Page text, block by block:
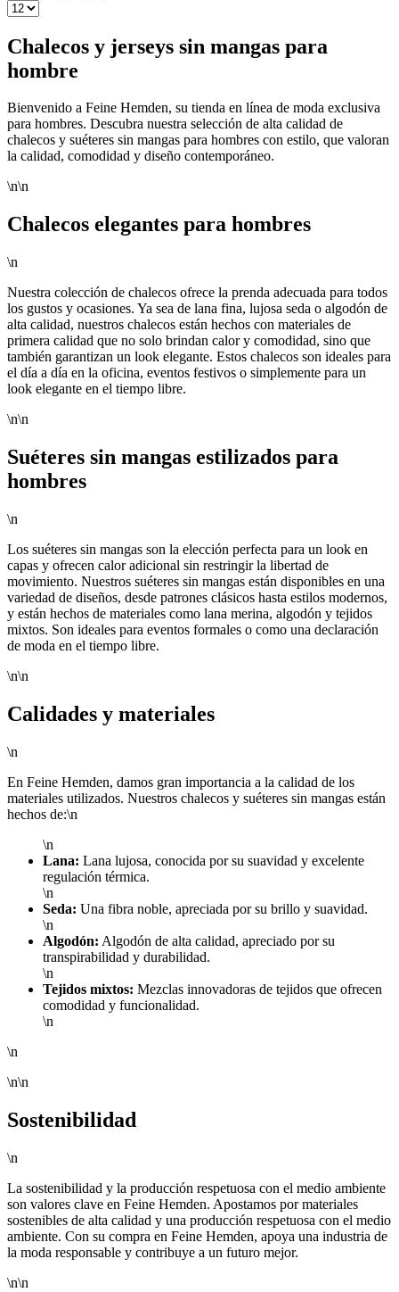
Chalecos y jerseys sin mangas para
hombre
Bienvenido a Feine Hemden, su tienda en línea de moda exclusiva
para hombres. Descubra nuestra selección de alta calidad de
chalecos y suéteres sin mangas para hombres con estilo, que valoran
la calidad, comodidad y diseño contemporáneo.
\n\n
Chalecos elegantes para hombres
\n
Nuestra colección de chalecos ofrece la prenda adecuada para todos
los gustos y ocasiones. Ya sea de lana fina, lujosa seda o algodón de
alta calidad, nuestros chalecos están hechos con materiales de
primera calidad que no solo brindan calor y comodidad, sino que
también garantizan un look elegante. Estos chalecos son ideales para
el día a día en la oficina, eventos festivos o simplemente para un
look elegante en el tiempo libre.
\n\n
Suéteres sin mangas estilizados para
hombres
\n
Los suéteres sin mangas son la elección perfecta para un look en
capas y ofrecen calor adicional sin restringir la libertad de
movimiento. Nuestros suéteres sin mangas están disponibles en una
variedad de diseños, desde patrones clásicos hasta estilos modernos,
y están hechos de materiales como lana merina, algodón y tejidos
mixtos. Son ideales para eventos formales o como una declaración
de moda en el tiempo libre.
\n\n
Calidades y materiales
\n
En Feine Hemden, damos gran importancia a la calidad de los
materiales utilizados. Nuestros chalecos y suéteres sin mangas están
hechos de:\n
\n
Lana: Lana lujosa, conocida por su suavidad y excelente
regulación térmica.
\n
Seda: Una fibra noble, apreciada por su brillo y suavidad.
\n
Algodón: Algodón de alta calidad, apreciado por su
transpirabilidad y durabilidad.
\n
Tejidos mixtos: Mezclas innovadoras de tejidos que ofrecen
comodidad y funcionalidad.
\n
\n
\n\n
Sostenibilidad
\n
La sostenibilidad y la producción respetuosa con el medio ambiente
son valores clave en Feine Hemden. Apostamos por materiales
sostenibles de alta calidad y una producción respetuosa con el medio
ambiente. Con su compra en Feine Hemden, apoya una industria de
la moda responsable y contribuye a un futuro mejor.
\n\n